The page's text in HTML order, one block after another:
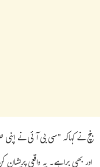
بنچ نے کہاکہ "سی بی آئی نے